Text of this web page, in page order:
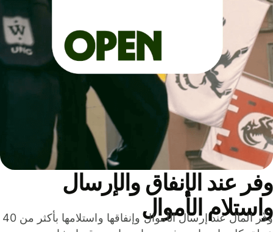
عند الإنفاق والإرسال
الأموال
وفّر المال عند إرسال الأموال وإنفاقها واستلامها بأكثر من 40